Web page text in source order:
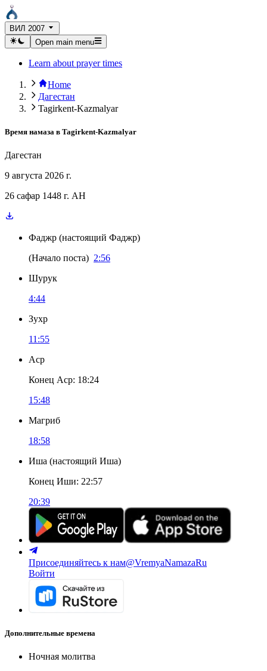
ВИЛ 2007
Open main menu
Learn about prayer times
Home
Дагестан
Tagirkent-Kazmalyar
Время намаза в Tagirkent-Kazmalyar
Дагестан
9 августа 2026 г.
26 сафар 1448 г. AH
Фаджр (настоящий Фаджр)
(Начало поста) 2:56
Шурук
4:44
Зухр
11:55
Аср
Конец Аср: 18:24
15:48
Магриб
18:58
Иша (настоящий Иша)
Конец Иши: 22:57
20:39
Присоединяйтесь к нам@VremyaNamazaRu
Войти
Дополнительные времена
Ночная молитва